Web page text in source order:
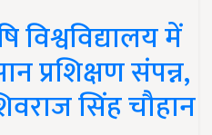
विश्वविद्यालय में
प्रशिक्षण संपन्न,
सिंह चौहान